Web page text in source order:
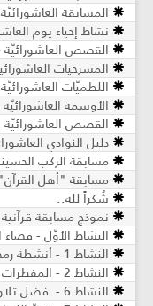
المسابقة
نشاط إحياء يوم
القصص العاشورائيّة
المسرحيات
اللطميّات
الأوسمة العاشورائيّة
القصص العاشورائيّة
دليل النوادي
مسابقة الركب
مسابقة "أهل
شُكراً لله..
نموذج مسابقة
النشاط الأوّل - قضاء
النشاط 1 - أنشطة رمضانيّة - مرحلة الأشبال والزهرات
النشاط 2 - المفطرات - مرحلة الأشبال والزهرات
النشاط 6 - فضل تلاوة القرآن الكريم - مرحلة الأشبال والزهرات